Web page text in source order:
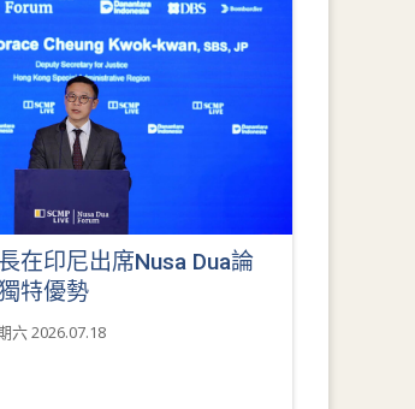
在印尼出席Nusa Dua論
特優勢
六 2026.07.18